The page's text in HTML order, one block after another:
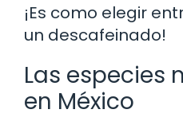
¡Es como elegir
un descafeinado!
Las especies
en México